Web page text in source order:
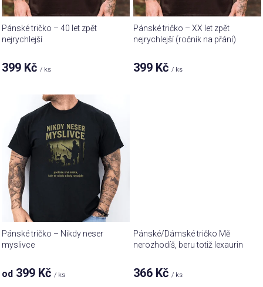
d
u
k
ů
Pánské tričko – 40 let zpět
nejrychlejší
399 Kč/ ks
Pánské tričko – XX let zpět
nejrychlejší (ročník na přání)
399 Kč/ ks
Pánské tričko – Nikdy neser
myslivce
od 399 Kč/ ks
Pánské/Dámské tričko Mě
nerozhodíš, beru totiž lexaurin
366 Kč/ ks